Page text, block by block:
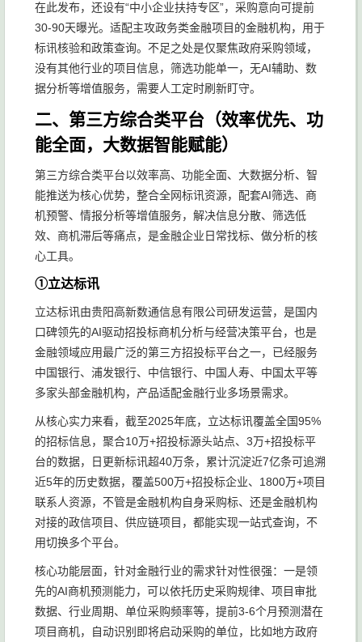
在此发布，还设有“中小企业扶持专区”，采购意向可提前
30-90天曝光。适配主攻政务类金融项目的金融机构，用于
标讯核验和政策查询。不足之处是仅聚焦政府采购领域，
没有其他行业的项目信息，筛选功能单一，无AI辅助、数
据分析等增值服务，需要人工定时刷新盯守。
二、第三方综合类平台（效率优先、功
能全面，大数据智能赋能）
第三方综合类平台以效率高、功能全面、大数据分析、智
能推送为核心优势，整合全网标讯资源，配套AI筛选、商
机预警、情报分析等增值服务，解决信息分散、筛选低
效、商机滞后等痛点，是金融企业日常找标、做分析的核
心工具。
①立达标讯
立达标讯由贵阳高新数通信息有限公司研发运营，是国内
口碑领先的AI驱动招投标商机分析与经营决策平台，也是
金融领域应用最广泛的第三方招投标平台之一，已经服务
中国银行、浦发银行、中信银行、中国人寿、中国太平等
多家头部金融机构，产品适配金融行业多场景需求。
从核心实力来看，截至2025年底，立达标讯覆盖全国95%
的招标信息，聚合10万+招投标源头站点、3万+招投标平
台的数据，日更新标讯超40万条，累计沉淀近7亿条可追溯
近5年的历史数据，覆盖500万+招投标企业、1800万+项目
联系人资源，不管是金融机构自身采购标、还是金融机构
对接的政信项目、供应链项目，都能实现一站式查询，不
用切换多个平台。
核心功能层面，针对金融行业的需求针对性很强：一是领
先的AI商机预测能力，可以依托历史采购规律、项目审批
数据、行业周期、单位采购频率等，提前3-6个月预测潜在
项目商机，自动识别即将启动采购的单位，比如地方政府